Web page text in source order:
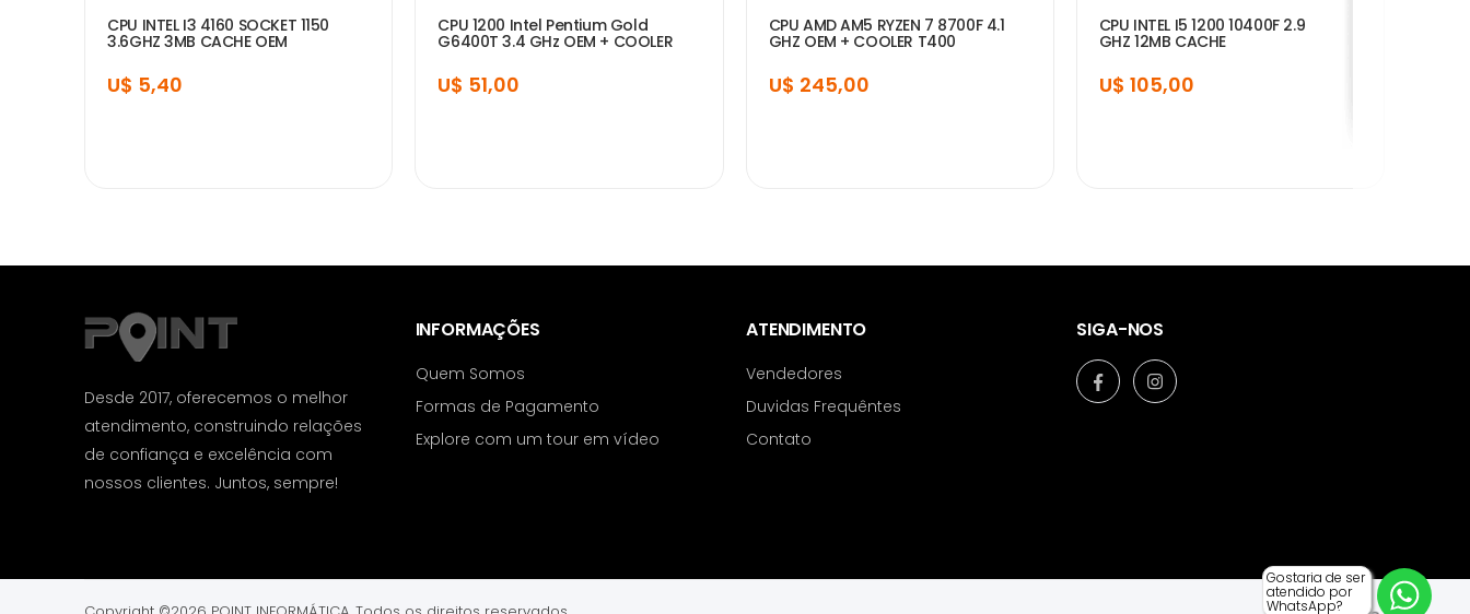
CPU INTEL I3 4160 SOCKET 1150
3.6GHZ 3MB CACHE OEM
U$ 5,40
CPU 1200 Intel Pentium Gold
G6400T 3.4 GHz OEM + COOLER
U$ 51,00
CPU AMD AM5 RYZEN 7 8700F 4.1
GHZ OEM + COOLER T400
U$ 245,00
CPU INTEL I5 1200 10400F 2.9
GHZ 12MB CACHE
U$ 105,00
Desde 2017, oferecemos o melhor
atendimento, construindo relações
de confiança e excelência com
nossos clientes. Juntos, sempre!
INFORMAÇÕES
Quem Somos
Formas de Pagamento
Explore com um tour em vídeo
ATENDIMENTO
Vendedores
Duvidas Frequêntes
Contato
SIGA-NOS
Gostaria de ser
atendido por
WhatsApp?